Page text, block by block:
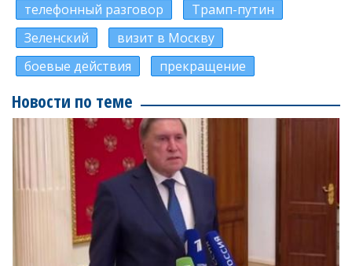
телефонный разговор
Трамп-путин
Зеленский
визит в Москву
боевые действия
прекращение
Новости по теме